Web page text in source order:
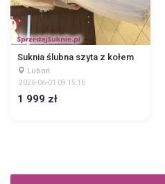
Suknia ślubna szyta z kołem
Luboń
2026-06-01 09:15:16
1 999 zł